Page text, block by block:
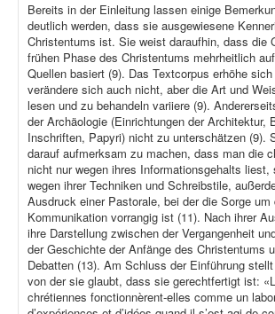
Bereits in der Einleitung lassen einige
deutlich werden, dass sie ausgewiesene
Christentums ist. Sie weist daraufhin, dass die
frühen Phase des Christentums mehrheitlich
Quellen basiert (9). Das Textcorpus erhöhe
verändere sich auch nicht, aber die Art und
lesen und zu behandeln variiere (9).
der Archäologie (Einrichtungen der Architektur,
Inschriften, Papyri) nicht zu unterschätzen (9).
darauf aufmerksam zu machen, dass man die
nicht nur wegen ihres Informationsgehalts liest,
wegen ihrer Techniken und Schreibstile,
Ausdruck einer Pastorale, bei der die Sorge um
Kommunikation vorrangig ist (11). Nach ihrer
ihre Darstellung zwischen der Vergangenheit
der Geschichte der Anfänge des Christentums
Debatten (13). Am Schluss der Einführung
von der sie glaubt, dass sie gerechtfertigt ist:
chrétiennes fonctionnèrent-elles comme un